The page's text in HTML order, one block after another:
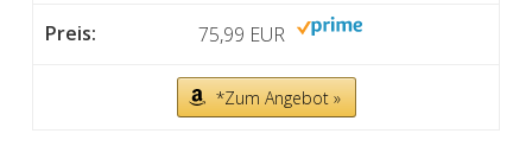
75,99 EUR
*Zum Angebot »